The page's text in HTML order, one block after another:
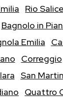
Rio
Bagnolo in
Emilia
Correggio
San
Quattro